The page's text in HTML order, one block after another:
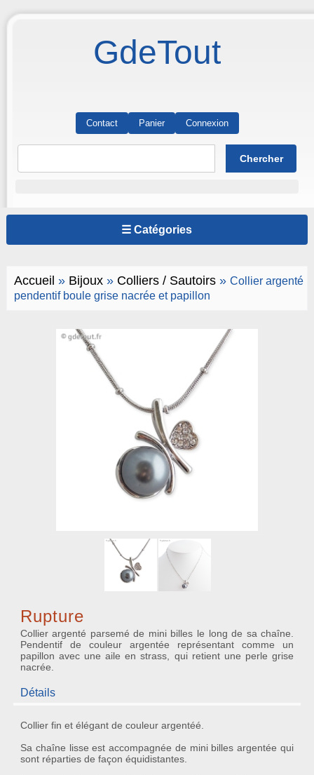
GdeTout
Contact Panier Connexion
☰ Catégories
Accueil » Bijoux» Colliers / Sautoirs» Collier argenté
pendentif boule grise nacrée et papillon
Rupture
Collier argenté parsemé de mini billes le long de sa chaîne.
Pendentif de couleur argentée représentant comme un
papillon avec une aile en strass, qui retient une perle grise
nacrée.
Détails
Collier fin et élégantde couleur argentéé.
Sa chaîne lisse est accompagnée de mini billes argentée qui
sont réparties de façon équidistantes.